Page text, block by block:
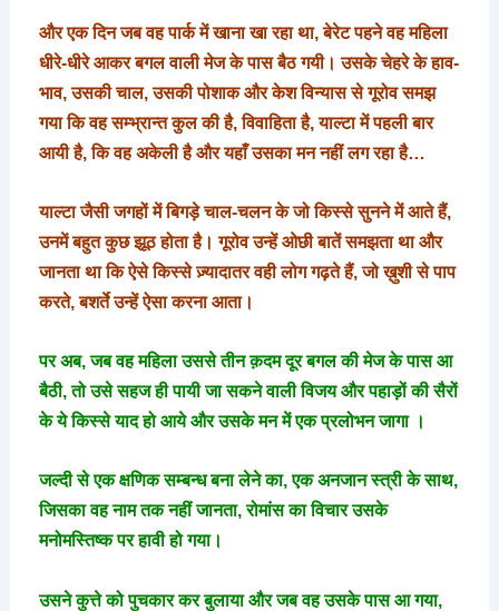
और एक दिन जब वह पार्क में खाना खा रहा था, बेरेट पहने वह महिला
धीरे-धीरे आकर बगल वाली मेज के पास बैठ गयी। उसके चेहरे के हाव-
भाव, उसकी चाल, उसकी पोशाक और केश विन्यास से गूरोव समझ
गया कि वह सम्भ्रान्त कुल की है, विवाहिता है, याल्टा में पहली बार
आयी है, कि वह अकेली है और यहाँ उसका मन नहीं लग रहा है…
याल्टा जैसी जगहों में बिगड़े चाल-चलन के जो किस्से सुनने में आते हैं,
उनमें बहुत कुछ झूठ होता है। गूरोव उन्हें ओछी बातें समझता था और
जानता था कि ऐसे किस्से ज़्यादातर वही लोग गढ़ते हैं, जो ख़ुशी से पाप
करते, बशर्ते उन्हें ऐसा करना आता।
पर अब, जब वह महिला उससे तीन क़दम दूर बगल की मेज के पास आ
बैठी, तो उसे सहज ही पायी जा सकने वाली विजय और पहाड़ों की सैरों
के ये किस्से याद हो आये और उसके मन में एक प्रलोभन जागा ।
जल्दी से एक क्षणिक सम्बन्ध बना लेने का, एक अनजान स्त्री के साथ,
जिसका वह नाम तक नहीं जानता, रोमांस का विचार उसके
मनोमस्तिष्क पर हावी हो गया।
उसने कुत्ते को पुचकार कर बुलाया और जब वह उसके पास आ गया,